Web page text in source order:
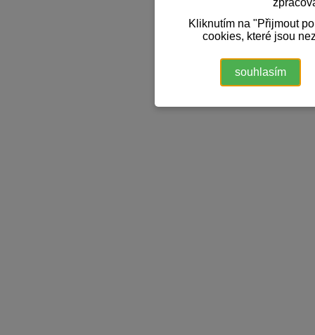
Kliknutím na "Přijmout
cookies, které jsou
souhlasím